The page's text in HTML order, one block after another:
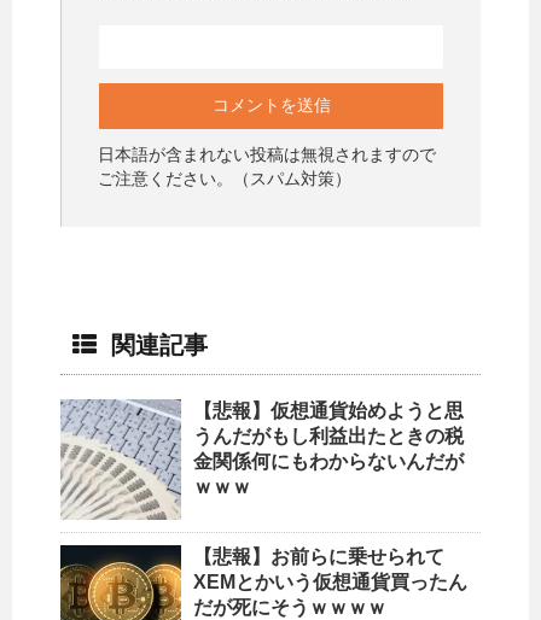
日本語が含まれない投稿は無視されますので
ご注意ください。（スパム対策）
関連記事
【悲報】仮想通貨始めようと思
うんだがもし利益出たときの税
金関係何にもわからないんだが
ｗｗｗ
【悲報】お前らに乗せられて
XEMとかいう仮想通貨買ったん
だが死にそうｗｗｗｗ